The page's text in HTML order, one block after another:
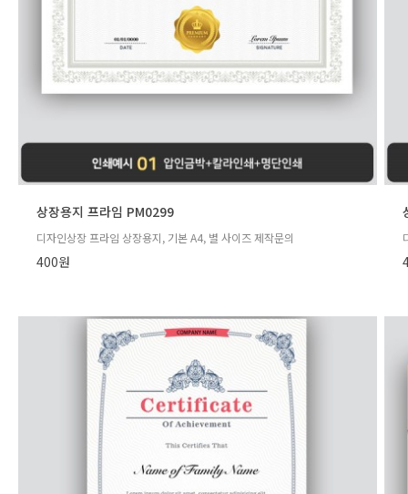
상장용지 프라임 PM0299
디자인상장 프라임 상장용지, 기본 A4, 별 사이즈 제작문의
400원